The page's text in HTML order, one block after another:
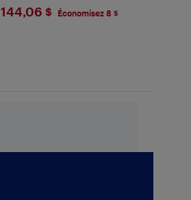
rongeurs
$144.06
144,06 $ Économisez 8 $